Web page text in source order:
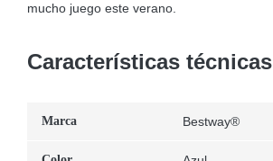
mucho juego este verano.
Características técnicas
Marca Bestway®